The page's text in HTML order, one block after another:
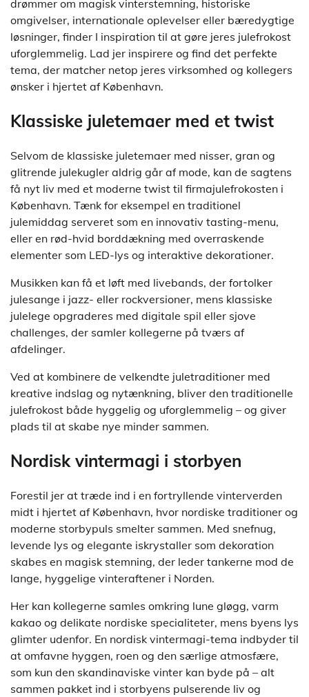
drømmer om magisk vinterstemning, historiske
omgivelser, internationale oplevelser eller bæredygtige
løsninger, finder I inspiration til at gøre jeres julefrokost
uforglemmelig. Lad jer inspirere og find det perfekte
tema, der matcher netop jeres virksomhed og kollegers
ønsker i hjertet af København.
Klassiske juletemaer med et twist
Selvom de klassiske juletemaer med nisser, gran og
glitrende julekugler aldrig går af mode, kan de sagtens
få nyt liv med et moderne twist til firmajulefrokosten i
København. Tænk for eksempel en traditionel
julemiddag serveret som en innovativ tasting-menu,
eller en rød-hvid borddækning med overraskende
elementer som LED-lys og interaktive dekorationer.
Musikken kan få et løft med livebands, der fortolker
julesange i jazz- eller rockversioner, mens klassiske
julelege opgraderes med digitale spil eller sjove
challenges, der samler kollegerne på tværs af
afdelinger.
Ved at kombinere de velkendte juletraditioner med
kreative indslag og nytænkning, bliver den traditionelle
julefrokost både hyggelig og uforglemmelig – og giver
plads til at skabe nye minder sammen.
Nordisk vintermagi i storbyen
Forestil jer at træde ind i en fortryllende vinterverden
midt i hjertet af København, hvor nordiske traditioner og
moderne storbypuls smelter sammen. Med snefnug,
levende lys og elegante iskrystaller som dekoration
skabes en magisk stemning, der leder tankerne mod de
lange, hyggelige vinteraftener i Norden.
Her kan kollegerne samles omkring lune gløgg, varm
kakao og delikate nordiske specialiteter, mens byens lys
glimter udenfor. En nordisk vintermagi-tema indbyder til
at omfavne hyggen, roen og den særlige atmosfære,
som kun den skandinaviske vinter kan byde på – alt
sammen pakket ind i storbyens pulserende liv og